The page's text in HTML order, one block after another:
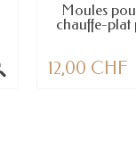
Moules
chauffe-plat
12,00 CHF